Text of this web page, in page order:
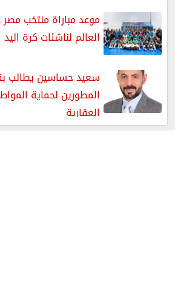
موعد مباراة منتخب
العالم لناشئات كرة اليد
سعيد حساسين يطالب
المطورين لحماية
العقارية